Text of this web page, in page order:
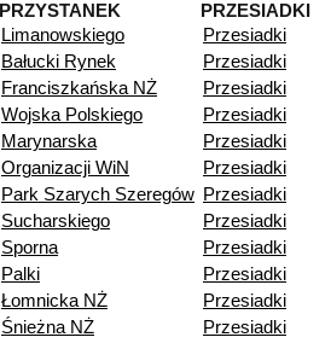
PRZYSTANEK
PRZESIADKI
Limanowskiego
Przesiadki
Bałucki Rynek
Przesiadki
Franciszkańska NŻ
Przesiadki
Wojska Polskiego
Przesiadki
Marynarska
Przesiadki
Organizacji WiN
Przesiadki
Park Szarych Szeregów Przesiadki
Sucharskiego
Przesiadki
Sporna
Przesiadki
Palki
Przesiadki
Łomnicka NŻ
Przesiadki
Śnieżna NŻ
Przesiadki